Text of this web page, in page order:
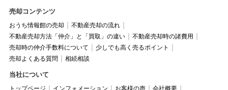
売却コンテンツ
おうち情報館の売却
不動産売却の流れ
不動産売却方法「仲介」と「買取」の違い
不動産売却時の諸費用
売却時の仲介手数料について
少しでも高く売るポイント
売却よくある質問
相続相談
当社について